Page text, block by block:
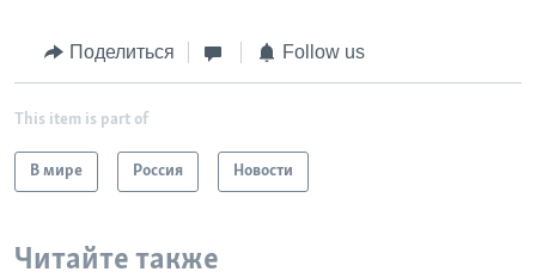
Поделиться Follow us
This item is part of
В мире Россия Новости
Читайте также